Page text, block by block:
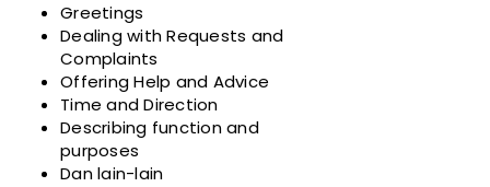
Greetings
Dealing with Requests and
Complaints
Offering Help and Advice
Time and Direction
Describing function and
purposes
Dan lain-lain